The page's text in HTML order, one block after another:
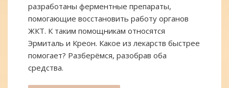
разработаны ферментные препараты,
помогающие восстановить работу органов
ЖКТ. К таким помощникам относятся
Эрмиталь и Креон. Какое из лекарств быстрее
помогает? Разберёмся, разобрав оба
средства.